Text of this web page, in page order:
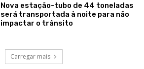
Nova estação-tubo de 44 toneladas
será transportada à noite para não
impactar o trânsito
Carregar mais